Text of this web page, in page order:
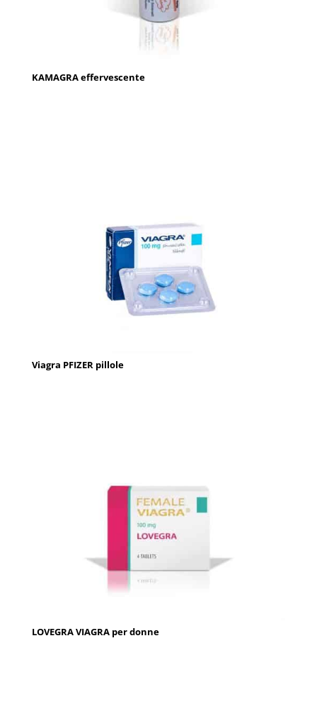
KAMAGRA effervescente
Viagra PFIZER pillole
LOVEGRA VIAGRA per donne